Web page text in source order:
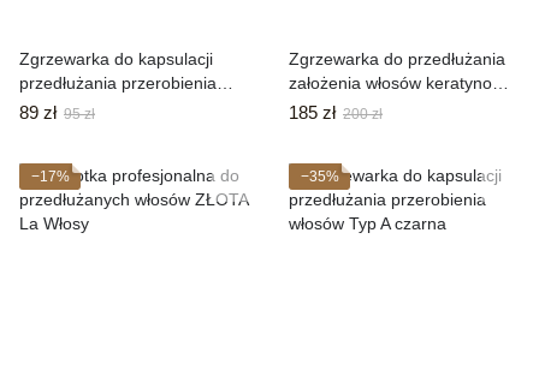
Zgrzewarka do kapsulacji
przedłużania przerobienia
włosów Typ B czarna
89 zł 95 zł
Zgrzewarka do przedłużania
założenia włosów keratynowa
Typ C różowa
185 zł 200 zł
−17% −35%